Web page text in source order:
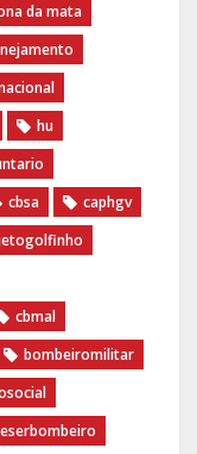
da mata
hu
cbsa
caphgv
cbmal
bombeiromilitar